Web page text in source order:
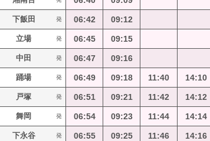
下飯田 発 06:42 09:12
立場 発 06:45 09:15
中田 発 06:47 09:16
踊場 発 06:49 09:18 11:40 14:10
戸塚 発 06:51 09:21 11:42 14:12
舞岡 発 06:54 09:23 11:44 14:14
下永谷 発 06:55 09:25 11:46 14:16